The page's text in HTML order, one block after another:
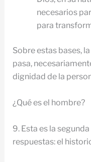
necesarios
para
Sobre estas bases,
pasa,
dignidad de la
¿Qué es el hombre?
9. Esta es la
respuestas: el